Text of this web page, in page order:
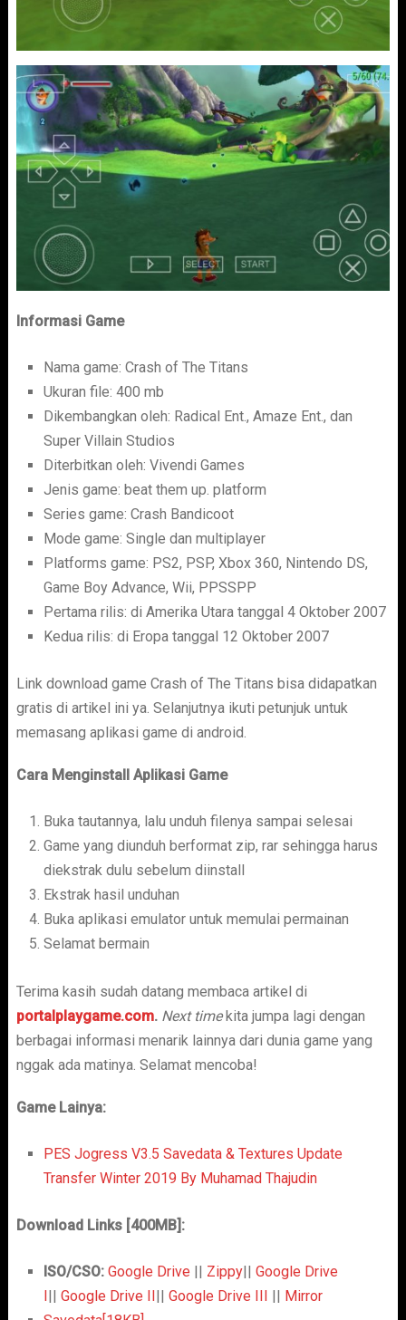
Informasi Game
Nama game: Crash of The Titans
Ukuran file: 400 mb
Dikembangkan oleh: Radical Ent., Amaze Ent., dan
Super Villain Studios
Diterbitkan oleh: Vivendi Games
Jenis game: beat them up. platform
Series game: Crash Bandicoot
Mode game: Single dan multiplayer
Platforms game: PS2, PSP, Xbox 360, Nintendo DS,
Game Boy Advance, Wii, PPSSPP
Pertama rilis: di Amerika Utara tanggal 4 Oktober 2007
Kedua rilis: di Eropa tanggal 12 Oktober 2007
Link download game Crash of The Titans bisa didapatkan
gratis di artikel ini ya. Selanjutnya ikuti petunjuk untuk
memasang aplikasi game di android.
Cara Menginstall Aplikasi Game
Buka tautannya, lalu unduh filenya sampai selesai
Game yang diunduh berformat zip, rar sehingga harus
diekstrak dulu sebelum diinstall
Ekstrak hasil unduhan
Buka aplikasi emulator untuk memulai permainan
Selamat bermain
Terima kasih sudah datang membaca artikel di
portalplaygame.com. Next timekita jumpa lagi dengan
berbagai informasi menarik lainnya dari dunia game yang
nggak ada matinya. Selamat mencoba!
Game Lainya:
PES Jogress V3.5 Savedata & Textures Update
Transfer Winter 2019 By Muhamad Thajudin
Download Links [400MB]:
ISO/CSO: Google Drive || Zippy|| Google Drive
I|| Google Drive II|| Google Drive III || Mirror